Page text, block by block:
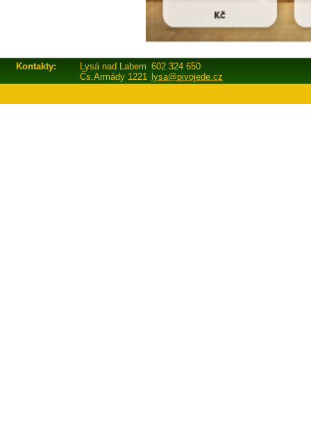
Kontakty: Lysá nad Labem 602 324 650
Čs.Armády 1221 lysa@pivojede.cz